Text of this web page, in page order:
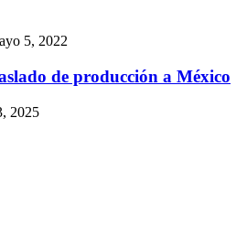
5, 2022
de producción a México
2025